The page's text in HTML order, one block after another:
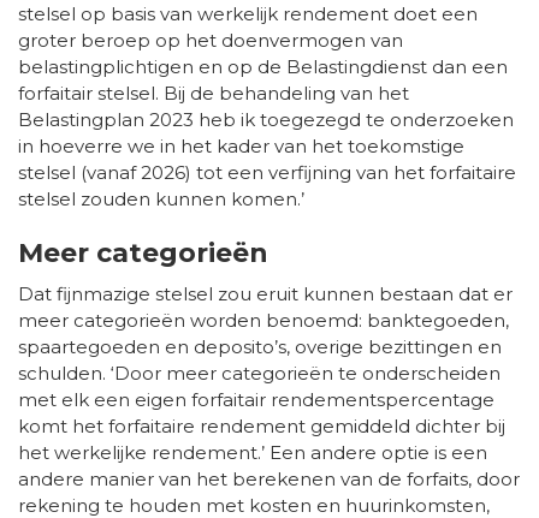
stelsel op basis van werkelijk rendement doet een
groter beroep op het doenvermogen van
belastingplichtigen en op de Belastingdienst dan een
forfaitair stelsel. Bij de behandeling van het
Belastingplan 2023 heb ik toegezegd te onderzoeken
in hoeverre we in het kader van het toekomstige
stelsel (vanaf 2026) tot een verfijning van het forfaitaire
stelsel zouden kunnen komen.’
Meer categorieën
Dat fijnmazige stelsel zou eruit kunnen bestaan dat er
meer categorieën worden benoemd: banktegoeden,
spaartegoeden en deposito’s, overige bezittingen en
schulden. ‘Door meer categorieën te onderscheiden
met elk een eigen forfaitair rendementspercentage
komt het forfaitaire rendement gemiddeld dichter bij
het werkelijke rendement.’ Een andere optie is een
andere manier van het berekenen van de forfaits, door
rekening te houden met kosten en huurinkomsten,